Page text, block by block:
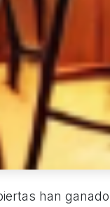
han